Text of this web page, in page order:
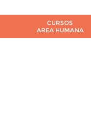
CURSOS
AREA HUMANA